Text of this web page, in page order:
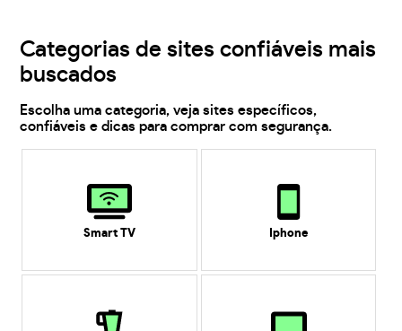
Categorias de sites confiáveis mais
buscados
Escolha uma categoria, veja sites específicos,
confiáveis e dicas para comprar com segurança.
Smart TV Iphone